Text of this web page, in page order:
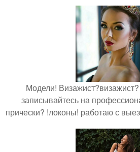
Модели!
записывайтесь на
прически? !локоны! работаю с